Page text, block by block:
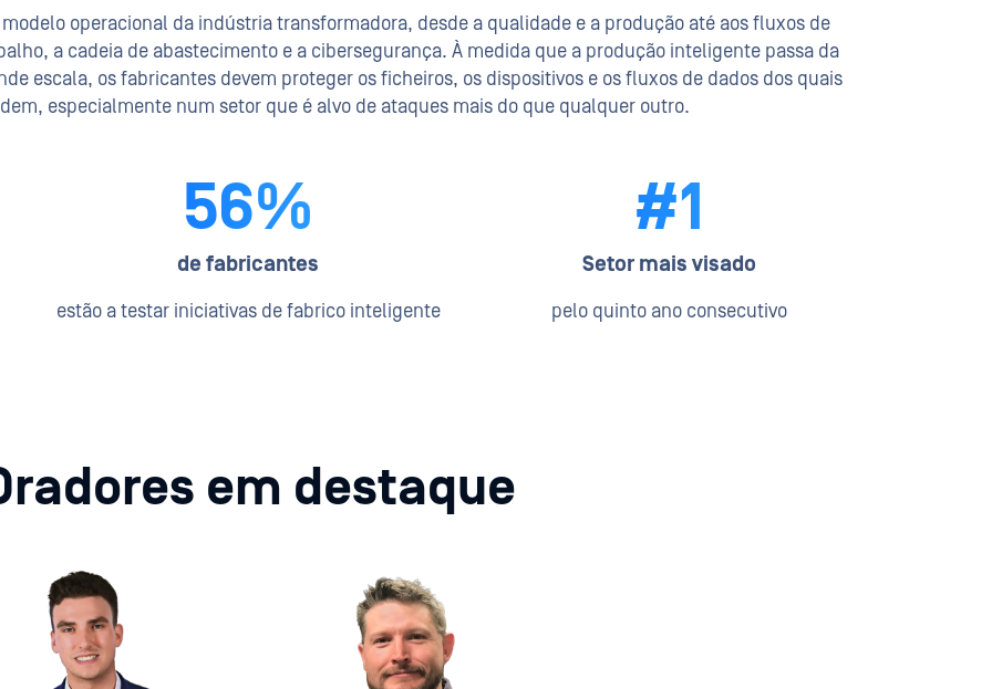
operacional da indústria transformadora, desde a qualidade e a produção até aos fluxos de
a cadeia de abastecimento e a cibersegurança. À medida que a produção inteligente passa da
escala, os fabricantes devem proteger os ficheiros, os dispositivos e os fluxos de dados dos quais
especialmente num setor que é alvo de ataques mais do que qualquer outro.
56%
de fabricantes
estão a testar iniciativas de fabrico inteligente
#1
Setor mais visado
pelo quinto ano consecutivo
em destaque